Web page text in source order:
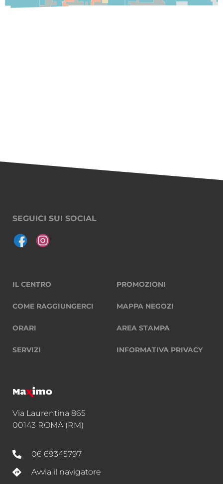
SEGUICI SUI SOCIAL
IL CENTRO
COME RAGGIUNGERCI
ORARI
SERVIZI
PROMOZIONI
MAPPA NEGOZI
AREA STAMPA
INFORMATIVA PRIVACY
Via Laurentina 865
00143 ROMA (RM)
06 69345797
Avvia il navigatore